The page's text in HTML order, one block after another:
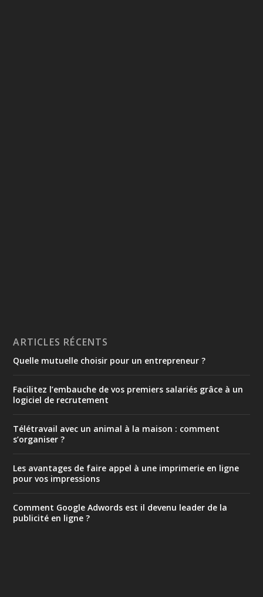
ARTICLES RÉCENTS
Quelle mutuelle choisir pour un entrepreneur ?
Facilitez l’embauche de vos premiers salariés grâce à un
logiciel de recrutement
Télétravail avec un animal à la maison : comment
s’organiser ?
Les avantages de faire appel à une imprimerie en ligne
pour vos impressions
Comment Google Adwords est il devenu leader de la
publicité en ligne ?